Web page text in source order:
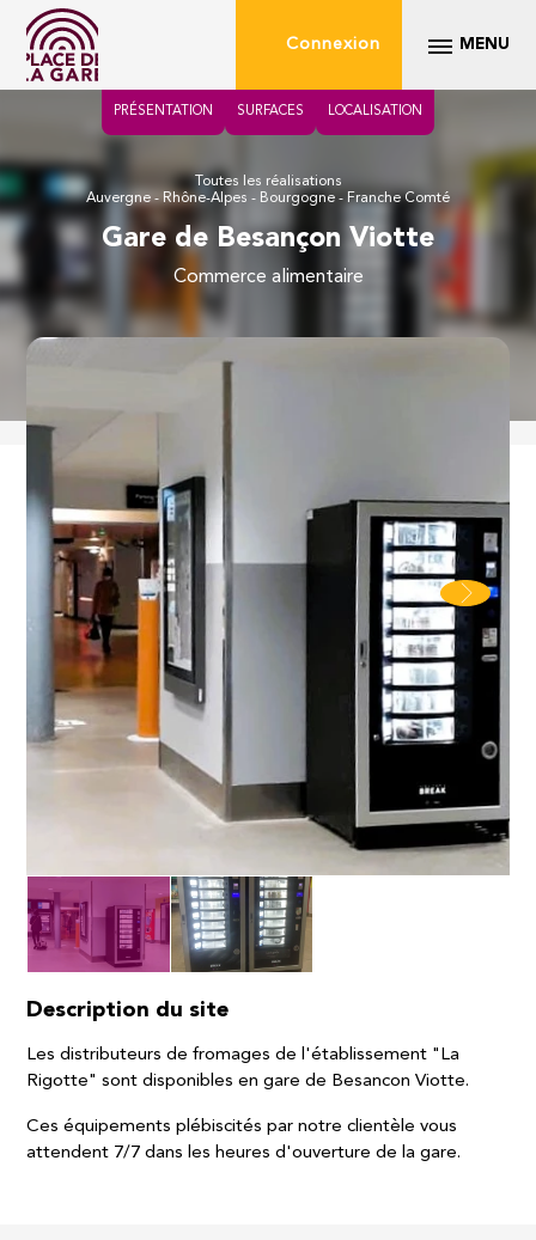
MENU
Connexion
Gare de Besançon Viotte
commerce alimentaire
Toutes les réalisations
Auvergne - Rhône-Alpes - Bourgogne - Franche Comté
PRÉSENTATION SURFACES LOCALISATION
Description du site
Les distributeurs de fromages de l'établissement "La
Rigotte" sont disponibles en gare de Besancon Viotte.
Ces équipements plébiscités par notre clientèle vous
attendent 7/7 dans les heures d'ouverture de la gare.